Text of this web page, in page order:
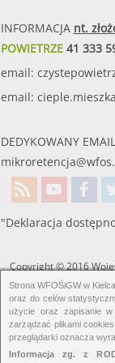
INFORMACJA nt.
POWIETRZE41 333
email:
email:
DEDYKOWANY
"Deklaracja
Copyright © 2016
Wodnej w Kielcach.
Mapa strony. Polityka
Strona WFOŚiGW w
oraz do celów
użycie oraz zapisanie w
zarządzać plikami
przeglądarki oznacza
Informacja zg. z